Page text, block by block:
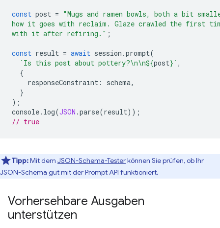
const post = "Mugs and ramen bowls, both a bit
how it goes with reclaim. Glaze crawled the first
with it after refiring." ;
const result = await session .prompt(
`Is this post about pottery?\n\n${post} ` ,
{
responseConstraint : schema,
}
);
console. log(JSON .parse(result));
// true
Tipp:Mit dem JSON-Schema-Testerkönnen Sie prüfen, ob Ihr
JSON-Schema gut mit der Prompt API funktioniert.
Vorhersehbare Ausgaben
unterstützen